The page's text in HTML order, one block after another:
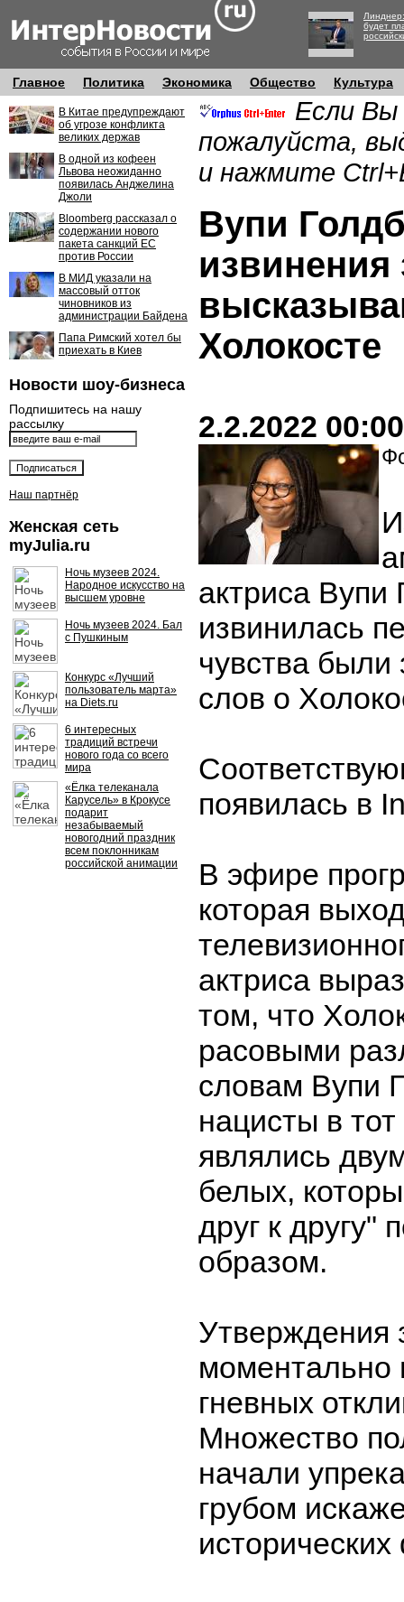
будет
Главное Политика Экономика Общество Культура
В Китае предупреждают
об угрозе конфликта
великих держав
В одной из кофеен
Львова неожиданно
появилась Анджелина
Джоли
Bloomberg рассказал о
содержании нового
пакета санкций ЕС
против России
В МИД указали на
массовый отток
чиновников из
администрации Байдена
Папа Римский хотел бы
приехать в Киев
Новости шоу-бизнеса
Подпишитесь на нашу
рассылку
Наш партнёр
Женская сеть
myJulia.ru
Ночь музеев 2024.
Народное искусство на
высшем уровне
Ночь музеев 2024. Бал
с Пушкиным
Конкурс «Лучший
пользователь марта»
на Diets.ru
6 интересных
традиций встречи
нового года со всего
мира
«Ёлка телеканала
Карусель» в Крокусе
подарит
незабываемый
новогодний праздник
всем поклонникам
российской анимации
Если Вы
пожалуйста,
и нажмите
Вупи
извинения
Холокосте
2.2.2022 00:00
актриса Вупи
извинилась
чувства были
слов о
появилась в
В эфире
которая
актриса
том, что
расовыми
словам Вупи
нацисты в
являлись
белых,
друг к другу"
образом.
Утверждения
моментально
гневных
Множество
начали
грубом